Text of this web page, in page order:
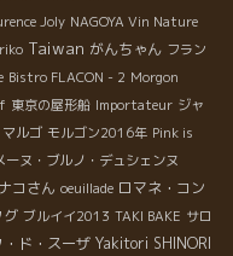
Joly NAGOYA Vin Nature
Taiwan がんちゃん フラン
Bistro FLACON - 2 Morgon
東京の屋形船 Importateur ジャ
ルゴ モルゴン2016年 Pink is
ーヌ・ブルノ・デュシェンヌ
コさん oeuillade ロマネ・コン
グ ブルイイ2013 TAKI BAKE サロ
・ド・スーザ Yakitori SHINORI